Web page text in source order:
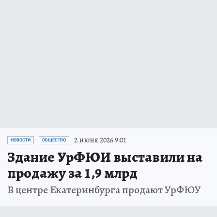
НОВОСТИ ОБЩЕСТВО 2 июня 2026 9:01
Здание УрФЮИ выставили на
продажу за 1,9 млрд
В центре Екатеринбурга продают УрФЮУ